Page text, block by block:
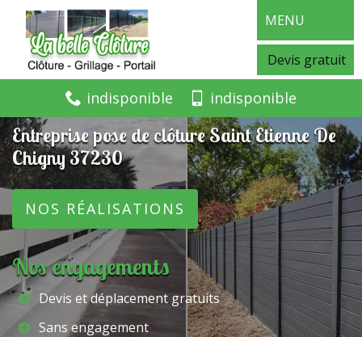
MENU
Devis gratuit
indisponible indisponible
Entreprise pose de clôture Saint Etienne De
Chigny 37230
NOS RÉALISATIONS
Nos engagements
Devis et déplacement gratuits
Sans engagement